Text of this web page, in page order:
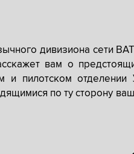
дивизиона сети
вам о
и пилотском
по ту сторону